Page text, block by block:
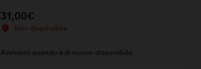
31,00€
Non disponibile
Avvisami quando è di nuovo disponibile